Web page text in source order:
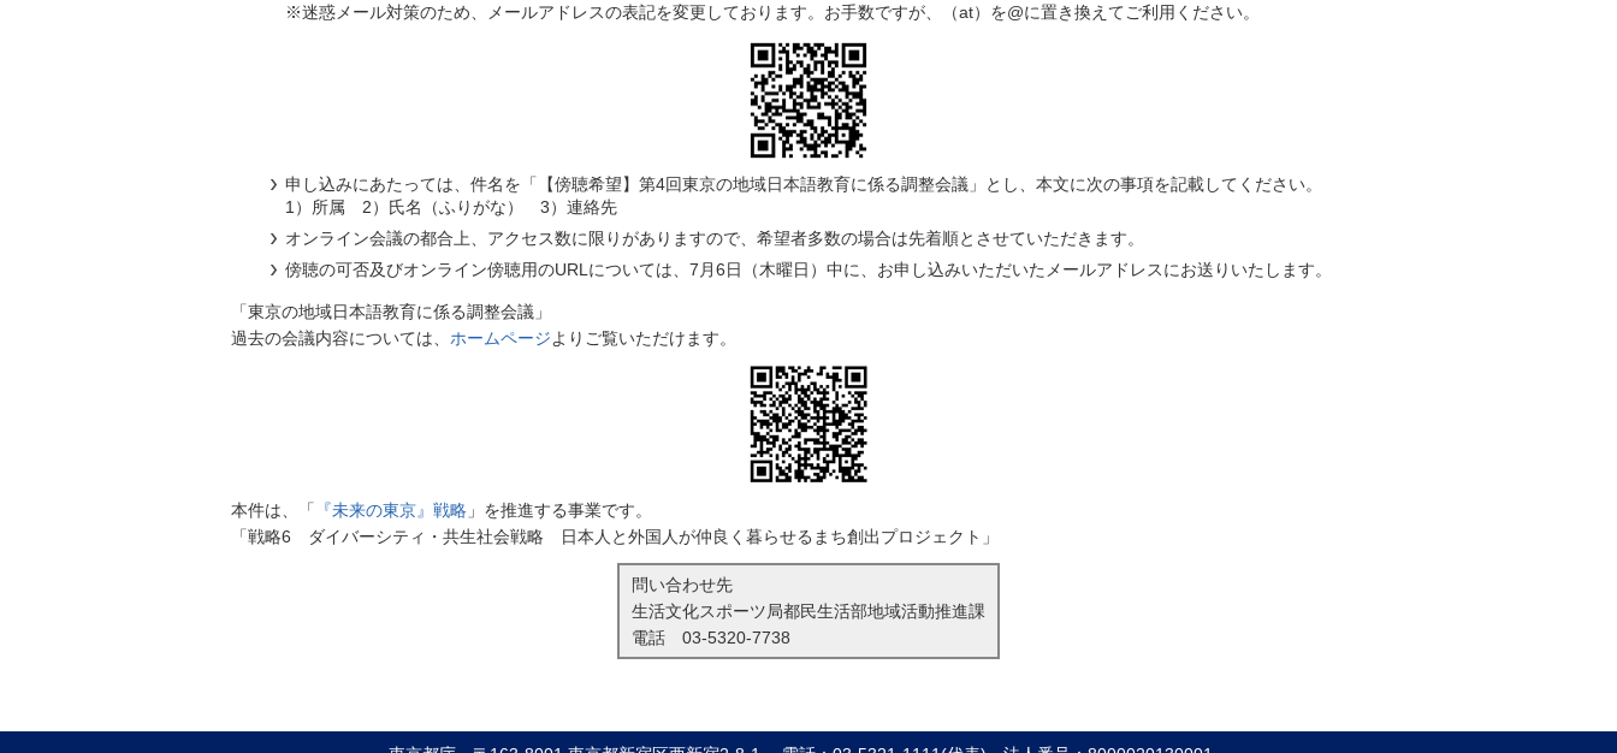
※迷惑メール対策のため、メールアドレスの表記を変更しております。お手数ですが、（at）を@に置き換えてご利用ください。
申し込みにあたっては、件名を「【傍聴希望】第4回東京の地域日本語教育に係る調整会議」とし、本文に次の事項を記載してください。
1）所属 2）氏名（ふりがな） 3）連絡先
オンライン会議の都合上、アクセス数に限りがありますので、希望者多数の場合は先着順とさせていただきます。
傍聴の可否及びオンライン傍聴用のURLについては、7月6日（木曜日）中に、お申し込みいただいたメールアドレスにお送りいたします。
「東京の地域日本語教育に係る調整会議」
過去の会議内容については、 ホームページよりご覧いただけます。
本件は、「 『未来の東京』戦略 」を推進する事業です。
「戦略6 ダイバーシティ・共生社会戦略 日本人と外国人が仲良く暮らせるまち創出プロジェクト」
問い合わせ先
生活文化スポーツ局都民生活部地域活動推進課
電話 03-5320-7738